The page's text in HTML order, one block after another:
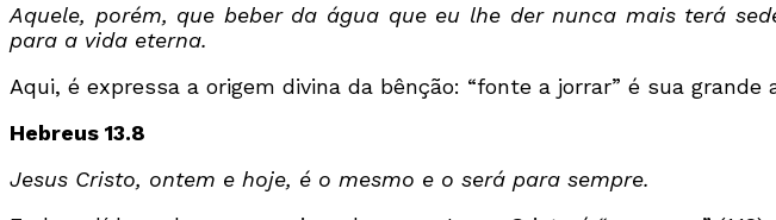
Aquele, porém, que beber da água que eu lhe der nunca mais terá
para a vida eterna.
Aqui, é expressa a origem divina da bênção: “fonte a jorrar” é sua
Hebreus 13.8
Jesus Cristo, ontem e hoje, é o mesmo e o será para sempre.